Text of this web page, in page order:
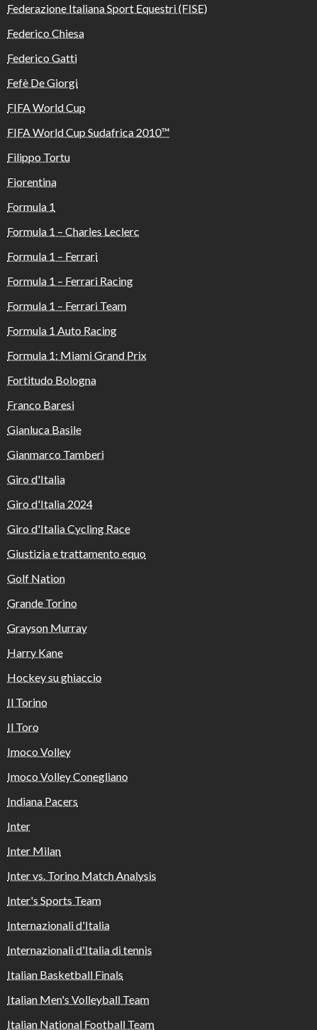
Federazione Italiana Sport Equestri (FISE)
Federico Chiesa
Federico Gatti
Fefè De Giorgi
FIFA World Cup
FIFA World Cup Sudafrica 2010™️
Filippo Tortu
Fiorentina
Formula 1
Formula 1 – Charles Leclerc
Formula 1 – Ferrari
Formula 1 – Ferrari Racing
Formula 1 – Ferrari Team
Formula 1 Auto Racing
Formula 1: Miami Grand Prix
Fortitudo Bologna
Franco Baresi
Gianluca Basile
Gianmarco Tamberi
Giro d'Italia
Giro d'Italia 2024
Giro d'Italia Cycling Race
Giustizia e trattamento equo
Golf Nation
Grande Torino
Grayson Murray
Harry Kane
Hockey su ghiaccio
Il Torino
Il Toro
Imoco Volley
Imoco Volley Conegliano
Indiana Pacers
Inter
Inter Milan
Inter vs. Torino Match Analysis
Inter's Sports Team
Internazionali d'Italia
Internazionali d'Italia di tennis
Italian Basketball Finals
Italian Men's Volleyball Team
Italian National Football Team